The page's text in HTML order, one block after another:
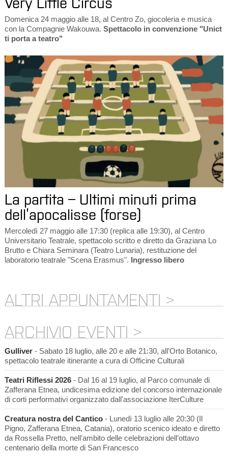
Domenica 24 maggio alle 18, al Centro Zo, giocoleria e musica
con la Compagnie Wakouwa. Spettacolo in convenzione "Unict
ti porta a teatro"
La partita – Ultimi minuti prima
dell’apocalisse (forse)
Mercoledì 27 maggio alle 17:30 (replica alle 19:30), al Centro
Universitario Teatrale, spettacolo scritto e diretto da Graziana Lo
Brutto e Chiara Seminara (Teatro Lunaria), restituzione del
laboratorio teatrale "Scena Erasmus". Ingresso libero
ALTRI APPUNTAMENTI >
ARCHIVIO EVENTI >
Gulliver- Sabato 18 luglio, alle 20 e alle 21:30, all’Orto Botanico,
spettacolo teatrale itinerante a cura di Officine Culturali
Teatri Riflessi 2026- Dal 16 al 19 luglio, al Parco comunale di
Zafferana Etnea, undicesima edizione del concorso internazionale
di corti performativi organizzato dall'associazione IterCulture
Creatura nostra del Cantico- Lunedì 13 luglio alle 20:30 (Il
Pigno, Zafferana Etnea, Catania), oratorio scenico ideato e diretto
da Rossella Pretto, nell'ambito delle celebrazioni dell’ottavo
centenario della morte di San Francesco